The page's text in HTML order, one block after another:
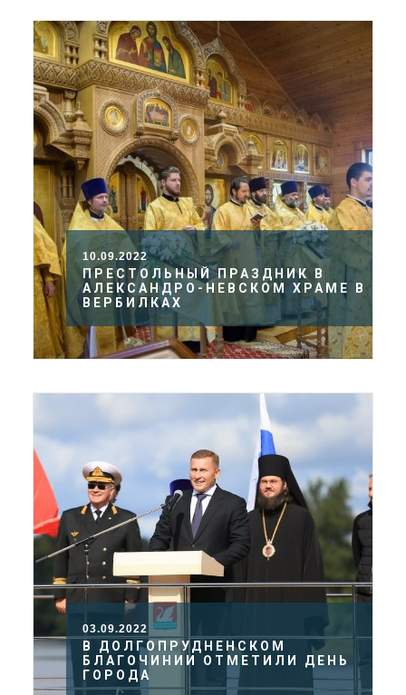
10.09.2022
ПРЕСТОЛЬНЫЙ ПРАЗДНИК В
АЛЕКСАНДРО-НЕВСКОМ ХРАМЕ В
ВЕРБИЛКАХ
03.09.2022
В ДОЛГОПРУДНЕНСКОМ
БЛАГОЧИНИИ ОТМЕТИЛИ ДЕНЬ
ГОРОДА